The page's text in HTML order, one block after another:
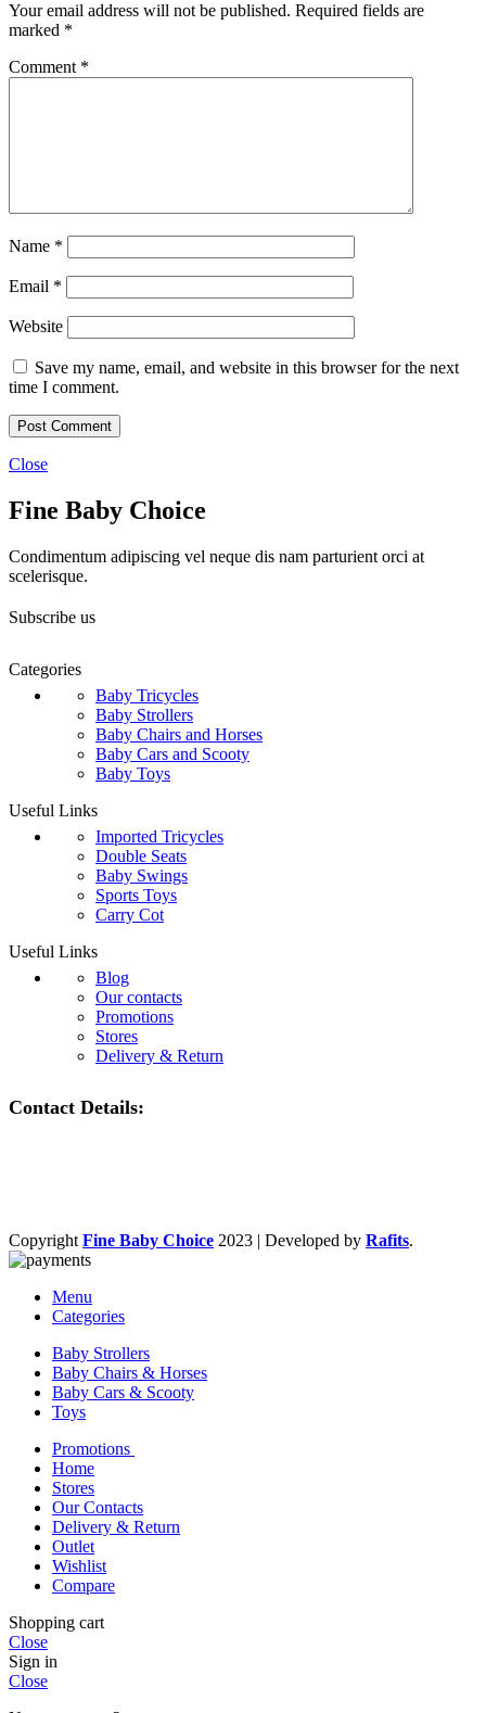
Your email address will not be published. Required fields are
marked *
Comment *
Name *
Email *
Website
Save my name, email, and website in this browser for the next
time I comment.
Close
Fine Baby Choice
Condimentum adipiscing vel neque dis nam parturient orci at
scelerisque.
Subscribe us
Categories
Baby Tricycles
Baby Strollers
Baby Chairs and Horses
Baby Cars and Scooty
Baby Toys
Useful Links
Imported Tricycles
Double Seats
Baby Swings
Sports Toys
Carry Cot
Useful Links
Blog
Our contacts
Promotions
Stores
Delivery & Return
Contact Details:
Copyright Fine Baby Choice 2023 | Developed by Rafits.
Menu
Categories
Baby Strollers
Baby Chairs & Horses
Baby Cars & Scooty
Toys
Promotions
Home
Stores
Our Contacts
Delivery & Return
Outlet
Wishlist
Compare
Shopping cart
Close
Sign in
Close